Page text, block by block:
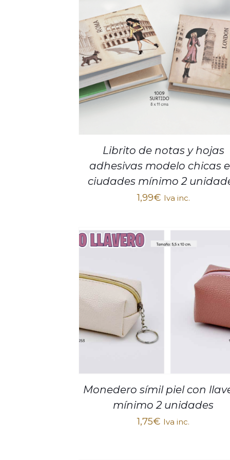
Librito de notas y hojas
adhesivas modelo chicas
ciudades mínimo 2
1,99€ Iva inc.
Monedero símil piel con
mínimo 2 unidades
1,75€ Iva inc.